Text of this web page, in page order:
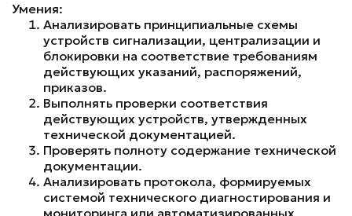
Умения:
Анализировать принципиальные схемы
устройств сигнализации, централизации и
блокировки на соответствие требованиям
действующих указаний, распоряжений,
приказов.
Выполнять проверки соответствия
действующих устройств, утвержденных
технической документацией.
Проверять полноту содержание технической
документации.
Анализировать протокола, формируемых
системой технического диагностирования и
мониторинга или автоматизированных